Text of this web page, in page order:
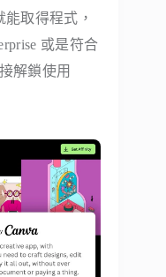
取得程式，
或是符合
解鎖使用